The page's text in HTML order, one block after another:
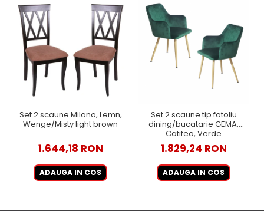
Set 2 scaune Milano, Lemn,
Wenge/Misty light brown
1.644,18 RON
ADAUGA IN COS
Set 2 scaune tip fotoliu
dining/bucatarie GEMA,
Catifea, Verde
1.829,24 RON
ADAUGA IN COS